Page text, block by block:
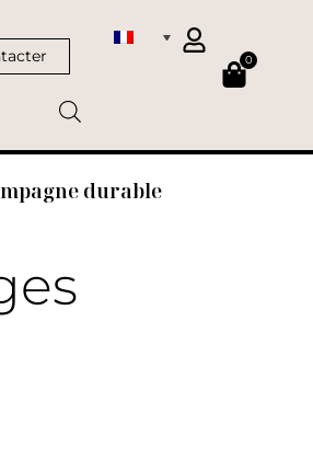
0
durable